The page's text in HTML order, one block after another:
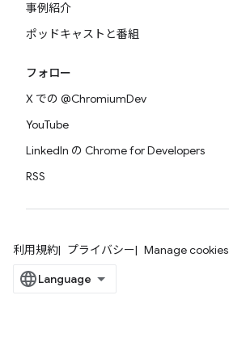
事例紹介
ポッドキャストと番組
フォロー
X での @ChromiumDev
YouTube
LinkedIn の Chrome for Developers
RSS
利用規約 プライバシー Manage cookies